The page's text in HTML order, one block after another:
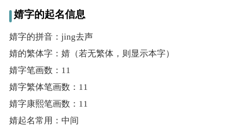
婧字的起名信息
婧字的拼音：jing去声
婧的繁体字：婧（若无繁体，则显示本字）
婧字笔画数：11
婧字繁体笔画数：11
婧字康熙笔画数：11
婧起名常用：中间